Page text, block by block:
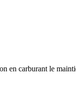
en carburant le